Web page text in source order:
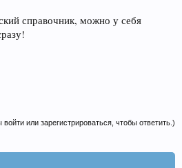
справочник, можно у себя
или зарегистрироваться, чтобы ответить.)